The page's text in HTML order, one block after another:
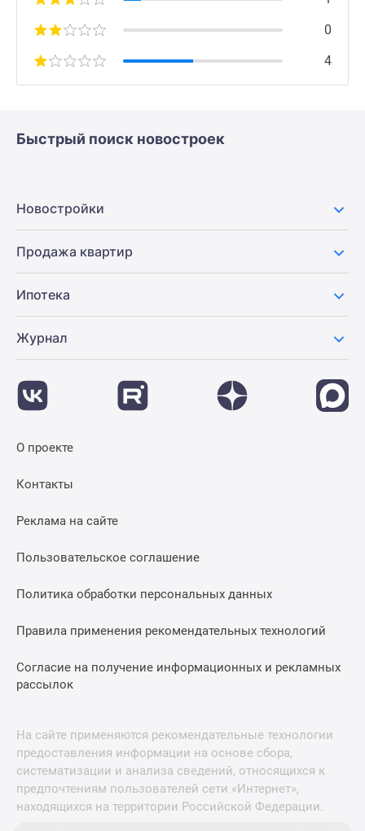
0
4
Быстрый поиск новостроек
Новостройки
Продажа квартир
Ипотека
Журнал
О проекте
Контакты
Реклама на сайте
Пользовательское соглашение
Политика обработки персональных данных
Правила применения рекомендательных технологий
Согласие на получение информационных и рекламных
рассылок
На сайте применяются рекомендательные технологии
предоставления информации на основе сбора,
систематизации и анализа сведений, относящихся к
предпочтениям пользователей сети «Интернет»,
находящихся на территории Российской Федерации.